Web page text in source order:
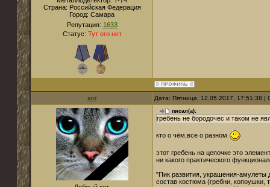
Страна: Российская Федерация
Город: Самара
Репутация: 1633
Статус: Тут его нет
кот Дата: Пятница, 12.05.2017, 17:51:38
писал(а):
гребень не бородочес и таком не
кто о чём,все о разном
этот гребень на цепочке это
ни какого практического
"Пик развития, украшения-амулеты
состав костюма (гребни, копоушки,